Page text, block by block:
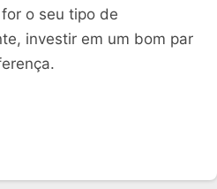
o seu tipo de
investir em um bom par